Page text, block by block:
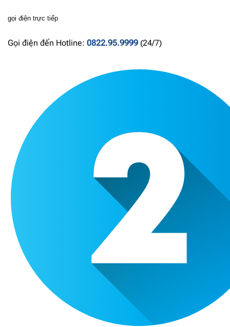
gọi điện trực tiếp
Gọi điện đến Hotline: 0822.95.9999 (24/7)